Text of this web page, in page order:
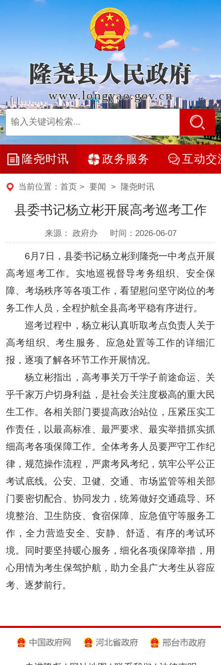
隆尧时讯 政务服务 互动交
当前位置： 首页 > 要闻 > 隆尧时讯
县委书记杨立彬开展高考巡考工作
来源： 政府办 时间：2026-06-07
6月7日，县委书记杨立彬到隆尧一中考点开展
高考巡考工作。实地巡视督导考务组织、安全保
障、考场秩序等各项工作，看望慰问坚守岗位的考
务工作人员，全程护航全县高考平稳有序进行。
巡考过程中，杨立彬认真听取考点负责人关于
高考组织、考生服务、应急处置等工作的详细汇
报，逐项了解各环节工作开展情况。
杨立彬指出，高考事关万千学子前途命运、关
乎千家万户切身利益，是社会关注度极高的重大民
生工作。各相关部门要提高政治站位，压紧压实工
作责任，以最高标准、最严要求、最实举措抓实抓
细高考各项保障工作。全体考务人员要严守工作纪
律，规范操作流程，严肃考风考纪，筑牢公平公正
考试底线。公安、卫健、交通、市场监管等相关部
门要密切配合、协同发力，统筹做好交通疏导、环
境整治、卫生防疫、食宿保障、应急值守等服务工
作，全力营造安全、安静、舒适、有序的考试环
境。同时要坚持暖心服务，细化各项保障举措，用
心用情为考生保驾护航，助力全县广大考生从容应
考、逐梦前行。